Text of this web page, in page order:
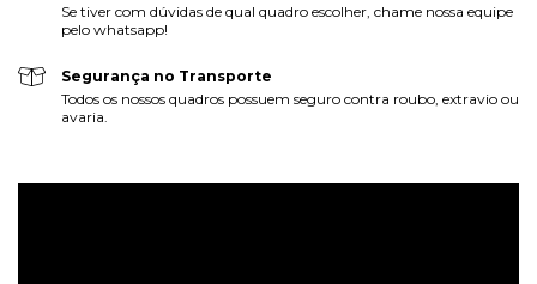
Se tiver com dúvidas de qual quadro escolher, chame nossa equipe
pelo whatsapp!
Segurança no Transporte
Todos os nossos quadros possuem seguro contra roubo, extravio ou
avaria.